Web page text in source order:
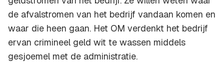
de afvalstromen van het bedrijf vandaan komen en
waar die heen gaan. Het OM verdenkt het bedrijf
ervan crimineel geld wit te wassen middels
gesjoemel met de administratie.